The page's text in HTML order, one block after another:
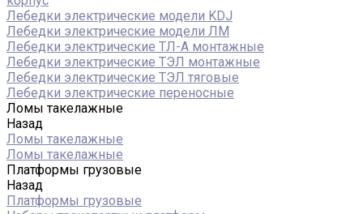
Лебедки электрические модели KDJ
Лебедки электрические модели ЛМ
Лебедки электрические ТЛ-А монтажные
Лебедки электрические ТЭЛ монтажные
Лебедки электрические ТЭЛ тяговые
Лебедки электрические переносные
Ломы такелажные
Назад
Ломы такелажные
Ломы такелажные
Платформы грузовые
Назад
Платформы грузовые